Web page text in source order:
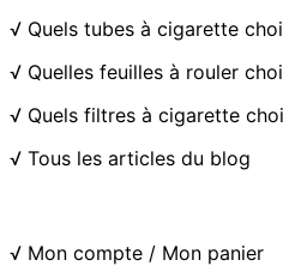
√ Quels tubes à cigarette
√ Quelles feuilles à rouler
√ Quels filtres à cigarette
√ Tous les articles du blog
√ Mon compte / Mon panier